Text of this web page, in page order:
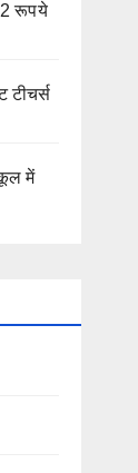
रूपये
टीचर्स
में